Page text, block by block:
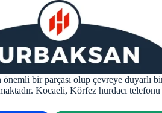
bir parçası olup çevreye duyarlı
Kocaeli, Körfez hurdacı